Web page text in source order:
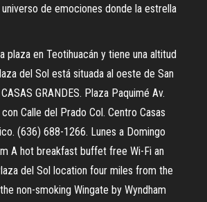
de emociones donde la estrella
plaza en Teotihuacán y tiene una altitud
del Sol está situada al oeste de San
GRANDES. Plaza Paquimé Av.
Calle del Prado Col. Centro Casas
(636) 688-1266. Lunes a Domingo
A hot breakfast buffet free Wi-Fi an
del Sol location four miles from the
non-smoking Wingate by Wyndham